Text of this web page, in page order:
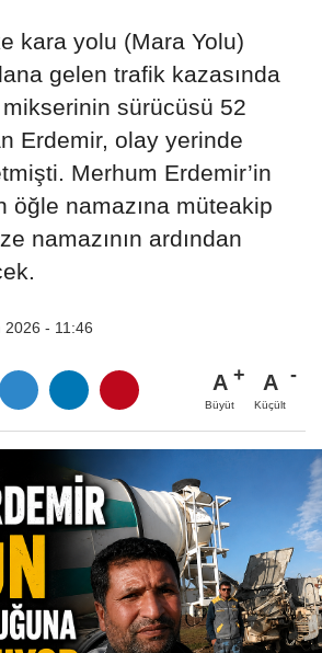
kara yolu (Mara Yolu)
gelen trafik kazasında
sürücüsü 52
Erdemir, olay yerinde
Merhum Erdemir’in
öğle namazına müteakip
namazının ardından
2026 - 11:46
A
Büyüt
A
Küçült